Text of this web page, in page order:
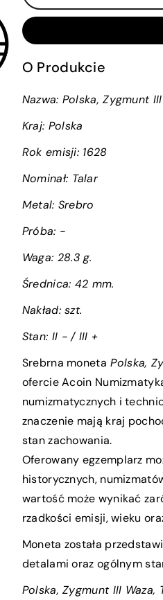
Polska,
III
Waza,
Talar,
1628
Bydgoszcz
Polska,
III
Talar,
1628
O Produkcie
Nazwa: Polska, Zygmunt
Kraj: Polska
Rok emisji: 1628
Nominał: Talar
Metal: Srebro
Próba: -
Waga: 28.3 g.
Średnica: 42 mm.
Nakład: szt.
Stan: II - / III +
Srebrna moneta Polska,
ofercie Acoin
numizmatycznych i
znaczenie mają kraj
stan zachowania.
Oferowany egzemplarz
historycznych,
wartość może wynikać
rzadkości emisji, wieku
Moneta została
detalami oraz ogólnym
Polska, Zygmunt III Waza,